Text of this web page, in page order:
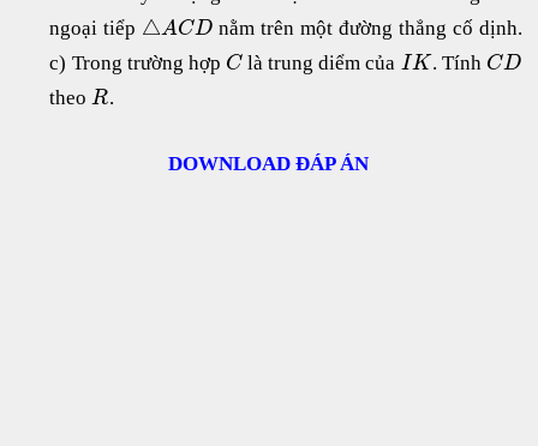
ngoại tiểp △ACD nằm trên một đường thẳng cố dịnh.
c) Trong trường hợp C là trung diểm của IK . Tính CD
theoR.
DOWNLOAD ĐÁP ÁN